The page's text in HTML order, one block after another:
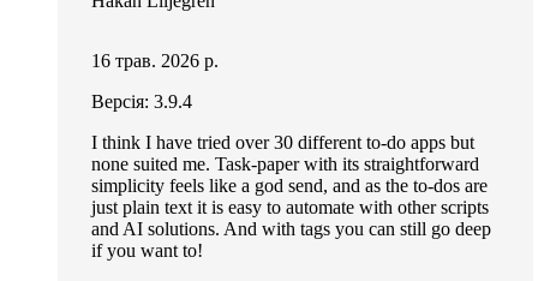
16 трав. 2026 р.
Версія: 3.9.4
I think I have tried over 30 different to-do apps but
none suited me. Task-paper with its straightforward
simplicity feels like a god send, and as the to-dos are
just plain text it is easy to automate with other scripts
and AI solutions. And with tags you can still go deep
if you want to!